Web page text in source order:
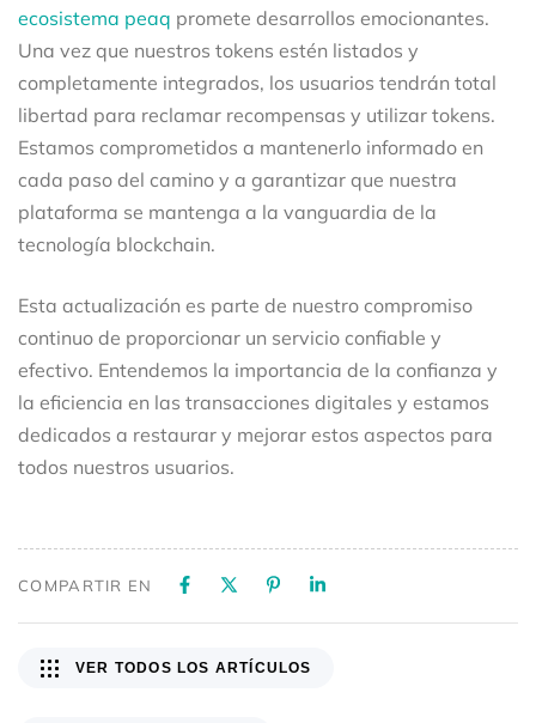
ecosistema peaq promete desarrollos emocionantes.
Una vez que nuestros tokens estén listados y
completamente integrados, los usuarios tendrán total
libertad para reclamar recompensas y utilizar tokens.
Estamos comprometidos a mantenerlo informado en
cada paso del camino y a garantizar que nuestra
plataforma se mantenga a la vanguardia de la
tecnología blockchain.
Esta actualización es parte de nuestro compromiso
continuo de proporcionar un servicio confiable y
efectivo. Entendemos la importancia de la confianza y
la eficiencia en las transacciones digitales y estamos
dedicados a restaurar y mejorar estos aspectos para
todos nuestros usuarios.
COMPARTIR EN
VER TODOS LOS ARTÍCULOS